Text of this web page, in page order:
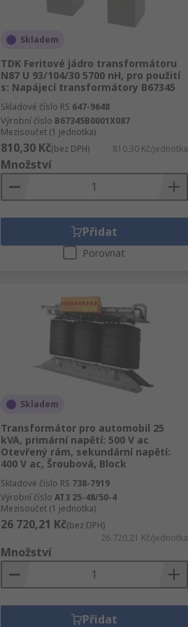
Skladem
TDK Feritové jádro transformátoru
N87 U 93/104/30 5700 nH, pro použití
s: Napájecí transformátory B67345
Skladové číslo RS 647-9648
Výrobní číslo B67345B0001X087
Mezisoučet (1 jednotka)
810,30 Kč(bez DPH) 810,30 Kč/jednotka
Množství
Přidat
Porovnat
Skladem
Transformátor pro automobil 25
kVA, primární napětí: 500 V ac
Otevřený rám, sekundární napětí:
400 V ac, Šroubová, Block
Skladové číslo RS 738-7919
Výrobní číslo AT3 25-48/50-4
Mezisoučet (1 jednotka)
26 720,21 Kč(bez DPH)
26 720,21 Kč/jednotka
Množství
Přidat